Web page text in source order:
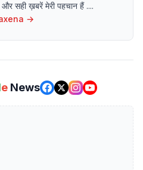
और सही ख़बरें मेरी पहचान हैं ....
→
e News